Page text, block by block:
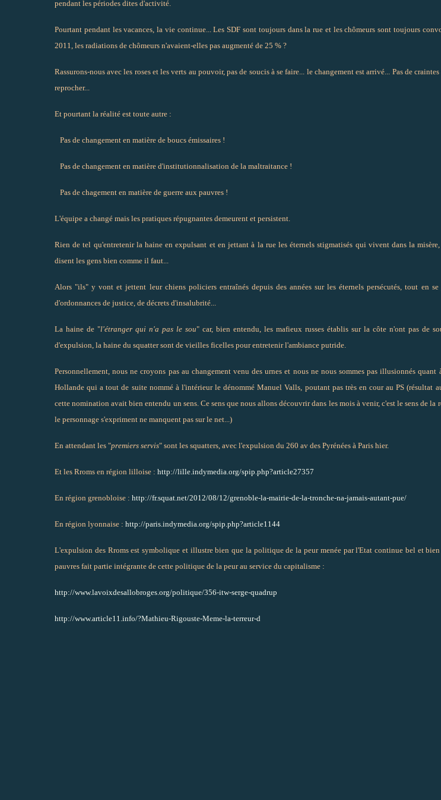
pendant les périodes dites d'activité.
Pourtant pendant les vacances, la vie continue... Les SDF sont toujours dans la rue et les chômeurs sont toujours
2011, les radiations de chômeurs n'avaient-elles pas augmenté de 25 % ?
Rassurons-nous avec les roses et les verts au pouvoir, pas de soucis à se faire... le changement est arrivé... Pas de
reprocher...
Et pourtant la réalité est toute autre :
Pas de changement en matière de boucs émissaires !
Pas de changement en matière d'institutionnalisation de la maltraitance !
Pas de chagement en matière de guerre aux pauvres !
L'équipe a changé mais les pratiques répugnantes demeurent et persistent.
Rien de tel qu'entretenir la haine en expulsant et en jettant à la rue les éternels stigmatisés qui vivent dans la
disent les gens bien comme il faut...
Alors "ils" y vont et jettent leur chiens policiers entraînés depuis des années sur les éternels persécutés, tout en
d'ordonnances de justice, de décrets d'insalubrité...
La haine de "l'étranger qui n'a pas le sou" car, bien entendu, les mafieux russes établis sur la côte n'ont pas de
d'expulsion, la haine du squatter sont de vieilles ficelles pour entretenir l'ambiance putride.
Personnellement, nous ne croyons pas au changement venu des urnes et nous ne nous sommes pas illusionnés quant
Hollande qui a tout de suite nommé à l'intérieur le dénommé Manuel Valls, poutant pas très en cour au PS (résultat
cette nomination avait bien entendu un sens. Ce sens que nous allons découvrir dans les mois à venir, c'est le sens de la
le personnage s'expriment ne manquent pas sur le net...)
En attendant les "premiers servis" sont les squatters, avec l'expulsion du 260 av des Pyrénées à Paris hier.
Et les Rroms en région lilloise : http://lille.indymedia.org/spip.php?article27357
En région grenobloise : http://fr.squat.net/2012/08/12/grenoble-la-mairie-de-la-tronche-na-jamais-autant-pue/
En région lyonnaise : http://paris.indymedia.org/spip.php?article1144
L'expulsion des Rroms est symbolique et illustre bien que la politique de la peur menée par l'Etat continue bel et
pauvres fait partie intégrante de cette politique de la peur au service du capitalisme :
http://www.lavoixdesallobroges.org/politique/356-itw-serge-quadrup
http://www.article11.info/?Mathieu-Rigouste-Meme-la-terreur-d